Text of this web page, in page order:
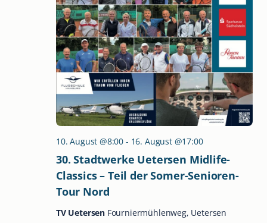
30. Stadtwerke Uetersen Midlife-
Classics – Teil der Somer-Senioren-
Tour Nord
10. August @8:00 - 16. August @17:00
TV Uetersen Fourniermühlenweg, Uetersen